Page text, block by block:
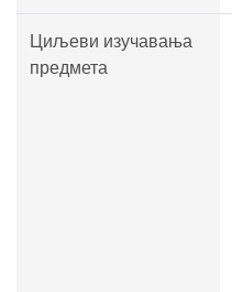
Циљеви изучавања
предмета